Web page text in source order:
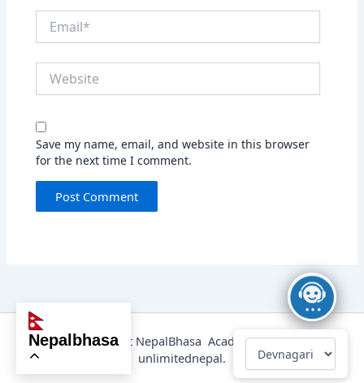
Save my name, email, and website in this browser
for the next time I comment.
@2025 Copyright NepalBhasa Academy Powered by
unlimitednepal.
nepalbhasa